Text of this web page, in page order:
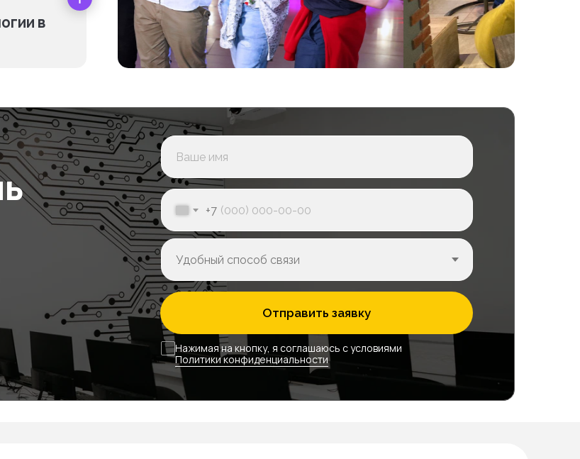
в
+7
Отправить заявку
Нажимая на кнопку, я соглашаюсь с условиями
Политики конфиденциальности
Оставить заявку
оплачивается
5 000₽
оплачивается
Единоразово Канцелярия
5 000₽
Единоразово Продленка
7 000₽
В месяц